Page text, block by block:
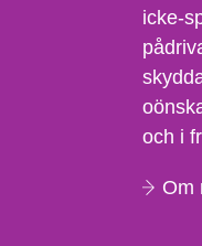
icke-
och i
Om